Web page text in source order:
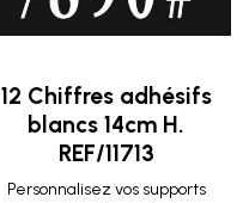
12 Chiffres adhésifs
blancs 14cm H.
REF/11713
Personnalisez vos supports